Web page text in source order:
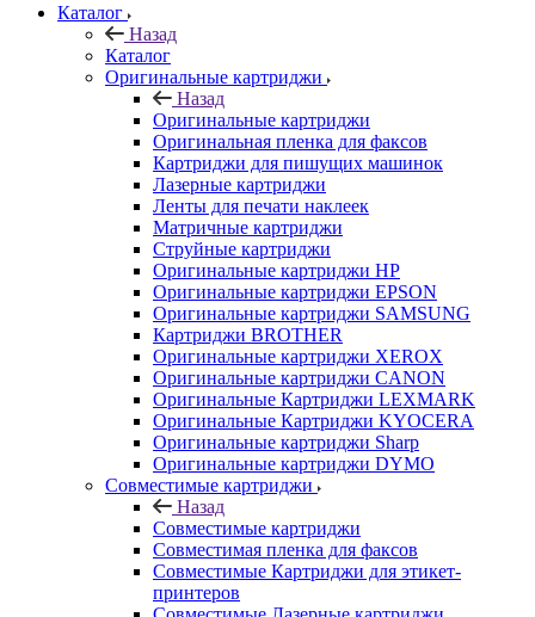
Каталог
Назад
Каталог
Оригинальные картриджи
Назад
Оригинальные картриджи
Оригинальная пленка для факсов
Картриджи для пишущих машинок
Лазерные картриджи
Ленты для печати наклеек
Матричные картриджи
Струйные картриджи
Оригинальные картриджи HP
Оригинальные картриджи EPSON
Оригинальные картриджи SAMSUNG
Картриджи BROTHER
Оригинальные картриджи XEROX
Оригинальные картриджи CANON
Оригинальные Картриджи LEXMARK
Оригинальные Картриджи KYOCERA
Оригинальные картриджи Sharp
Оригинальные картриджи DYMO
Совместимые картриджи
Назад
Совместимые картриджи
Совместимая пленка для факсов
Совместимые Картриджи для этикет-
принтеров